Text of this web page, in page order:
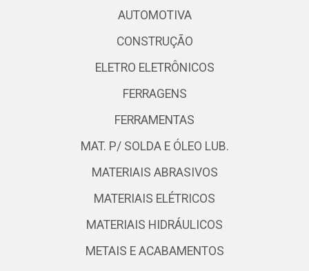
AUTOMOTIVA
CONSTRUÇÃO
ELETRO ELETRÔNICOS
FERRAGENS
FERRAMENTAS
MAT. P/ SOLDA E ÓLEO LUB.
MATERIAIS ABRASIVOS
MATERIAIS ELÉTRICOS
MATERIAIS HIDRÁULICOS
METAIS E ACABAMENTOS